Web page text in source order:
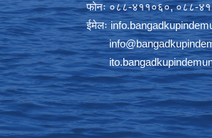
फोनः ०८८-४११०६०, ०८८-
ईमेलः